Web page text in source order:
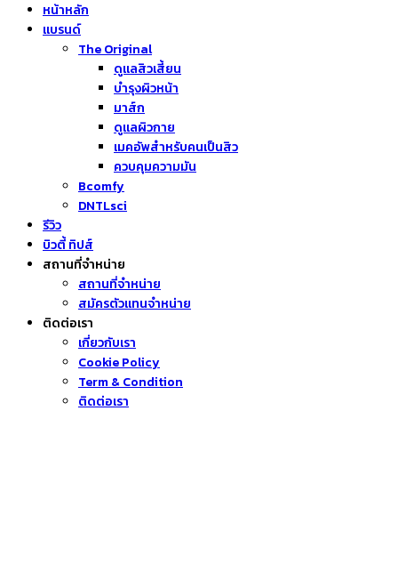
หน้าหลัก
แบรนด์
The Original
ดูแลสิวเสี้ยน
บำรุงผิวหน้า
มาส์ก
ดูแลผิวกาย
เมคอัพสำหรับคนเป็นสิว
ควบคุมความมัน
Bcomfy
DNTLsci
รีวิว
บิวตี้ ทิปส์
สถานที่จำหน่าย
สถานที่จำหน่าย
สมัครตัวแทนจำหน่าย
ติดต่อเรา
เกี่ยวกับเรา
Cookie Policy
Term & Condition
ติดต่อเรา